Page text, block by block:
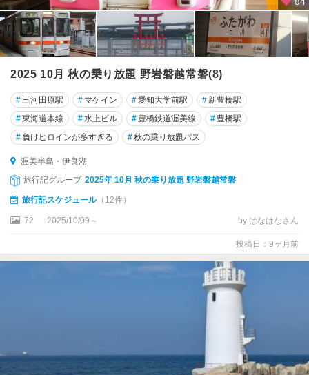
2025 10月 秋の乗り放題 野岩磐越常磐(8)
#三河田原駅 # マケイン #愛知大学前駅 #新豊橋駅
#東海道本線 #水上ビル # 豊橋鉄道渥美線 # 豊橋駅
# 負けヒロインが多すぎる #秋の乗り放題パス
渥美半島・伊良湖
旅行記グループ 2025年 10月 秋の乗り放題 野岩磐越常磐
旅行記スケジュール（12件）
72 2025/10/09～ by はなはなさん
投稿日：9ヶ月前